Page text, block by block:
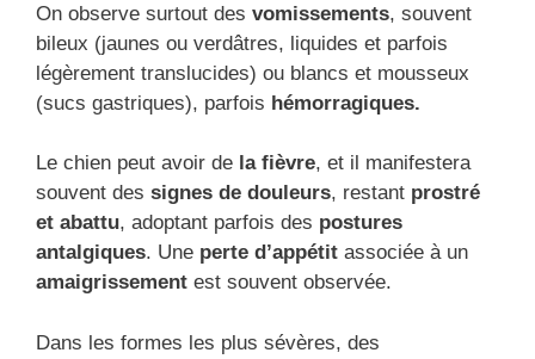
On observe surtout des vomissements, souvent
bileux (jaunes ou verdâtres, liquides et parfois
légèrement translucides) ou blancs et mousseux
(sucs gastriques), parfois hémorragiques.
Le chien peut avoir de la fièvre, et il manifestera
souvent des signes de douleurs, restant prostré
et abattu, adoptant parfois des postures
antalgiques. Une perte d’appétit associée à un
amaigrissement est souvent observée.
Dans les formes les plus sévères, des